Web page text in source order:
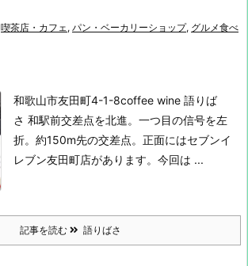
喫茶店・カフェ, パン・ベーカリーショップ, グルメ食べ
和歌山市友田町4-1-8coffee wine 語りば
さ 和駅前交差点を北進。一つ目の信号を左
折。約150m先の交差点。 正面にはセブンイ
レブン友田町店があります。 今回は ...
記事を読む 語りばさ